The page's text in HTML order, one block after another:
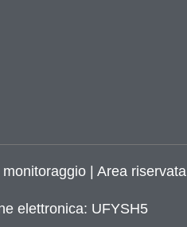
| Area riservata
elettronica: UFYSH5